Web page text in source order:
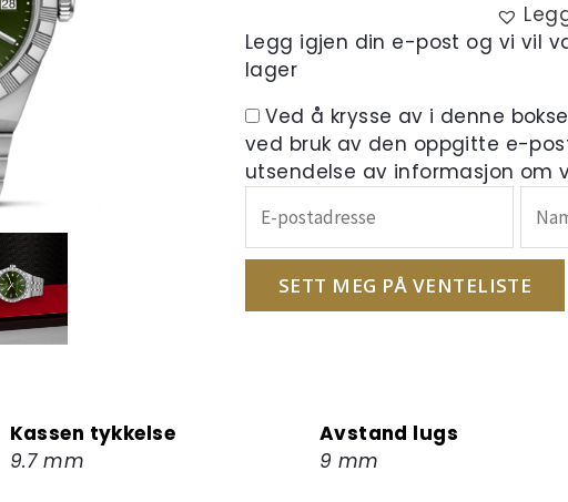
Legg igjen din e-post og vi vil
lager
Ved å krysse av i denne
ved bruk av den oppgitte e-
utsendelse av informasjon om
inn
e-
postadressen
din
ventelisten
SETT MEG PÅ VENTELISTE
Kassen tykkelse
9.7 mm
Avstand lugs
9 mm